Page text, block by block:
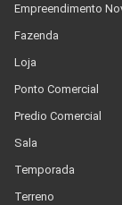
Empreendimento
Fazenda
Loja
Ponto Comercial
Predio Comercial
Sala
Temporada
Terreno